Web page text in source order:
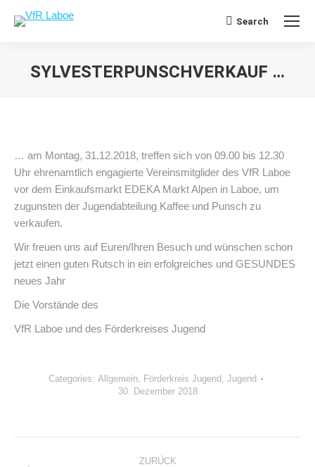
Search:
Search
SYLVESTERPUNSCHVERKAUF …
… am Montag, 31.12.2018, treffen sich von 09.00 bis 12.30
Uhr ehrenamtlich engagierte Vereinsmitglider des VfR Laboe
vor dem Einkaufsmarkt EDEKA Markt Alpen in Laboe, um
zugunsten der Jugendabteilung Kaffee und Punsch zu
verkaufen.
Wir freuen uns auf Euren/Ihren Besuch und wünschen schon
jetzt einen guten Rutsch in ein erfolgreiches und GESUNDES
neues Jahr
Die Vorstände des
VfR Laboe und des Förderkreises Jugend
Categories: Allgemein, Förderkreis Jugend , Jugend
30. Dezember 2018
Kommentarnavigation
ZURÜCK